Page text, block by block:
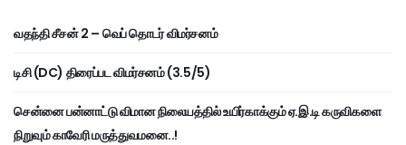
வதந்தி சீசன் 2 – வெப் தொடர் விமர்சனம்
டிசி (DC) திரைப்பட விமர்சனம் (3.5/5)
சென்னை பன்னாட்டு விமான நிலையத்தில் உயிர்காக்கும் ஏ.இ.டி கருவிகளை
நிறுவும் காவேரி மருத்துவமனை..!